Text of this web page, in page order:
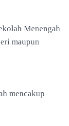
Menengah
maupun
mencakup